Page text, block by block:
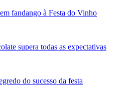
fandango à Festa do Vinho
supera todas as expectativas
do sucesso da festa